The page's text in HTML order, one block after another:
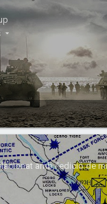
amb l'edició de